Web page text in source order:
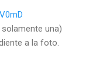
una)
a la foto.